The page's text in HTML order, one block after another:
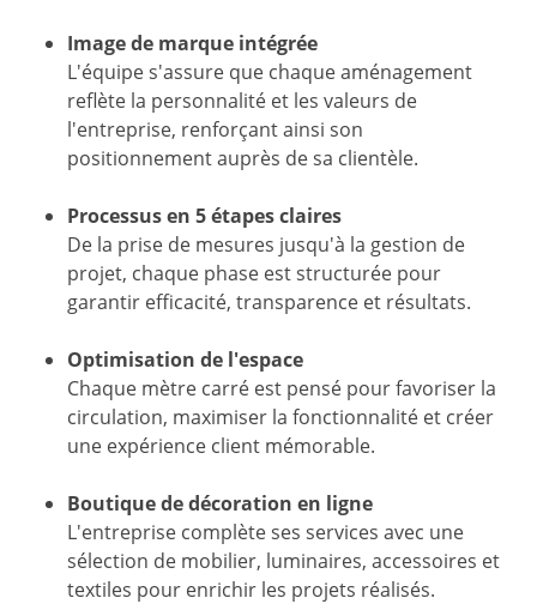
Image de marque intégrée
L'équipe s'assure que chaque aménagement
reflète la personnalité et les valeurs de
l'entreprise, renforçant ainsi son
positionnement auprès de sa clientèle.
Processus en 5 étapes claires
De la prise de mesures jusqu'à la gestion de
projet, chaque phase est structurée pour
garantir efficacité, transparence et résultats.
Optimisation de l'espace
Chaque mètre carré est pensé pour favoriser la
circulation, maximiser la fonctionnalité et créer
une expérience client mémorable.
Boutique de décoration en ligne
L'entreprise complète ses services avec une
sélection de mobilier, luminaires, accessoires et
textiles pour enrichir les projets réalisés.